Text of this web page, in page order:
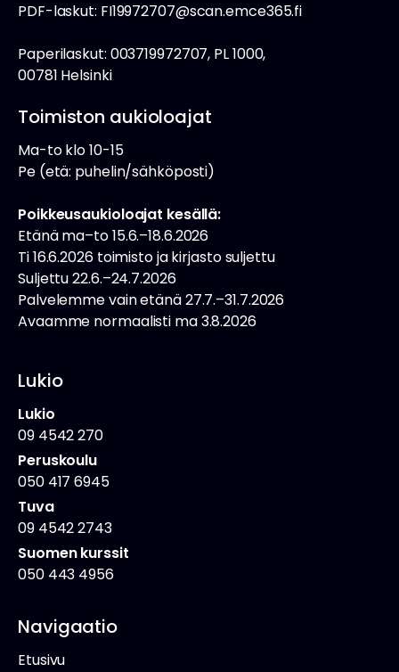
PDF-laskut: FI19972707@scan.emce365.fi
Paperilaskut: 003719972707, PL 1000,
00781 Helsinki
Toimiston aukioloajat
Ma-to klo 10-15
Pe (etä: puhelin/sähköposti)
Poikkeusaukioloajat kesällä:
Etänä ma–to 15.6.–18.6.2026
Ti 16.6.2026 toimisto ja kirjasto suljettu
Suljettu 22.6.–24.7.2026
Palvelemme vain etänä 27.7.–31.7.2026
Avaamme normaalisti ma 3.8.2026
Lukio
Lukio
09 4542 270
Peruskoulu
050 417 6945
Tuva
09 4542 2743
Suomen kurssit
050 443 4956
Navigaatio
Etusivu